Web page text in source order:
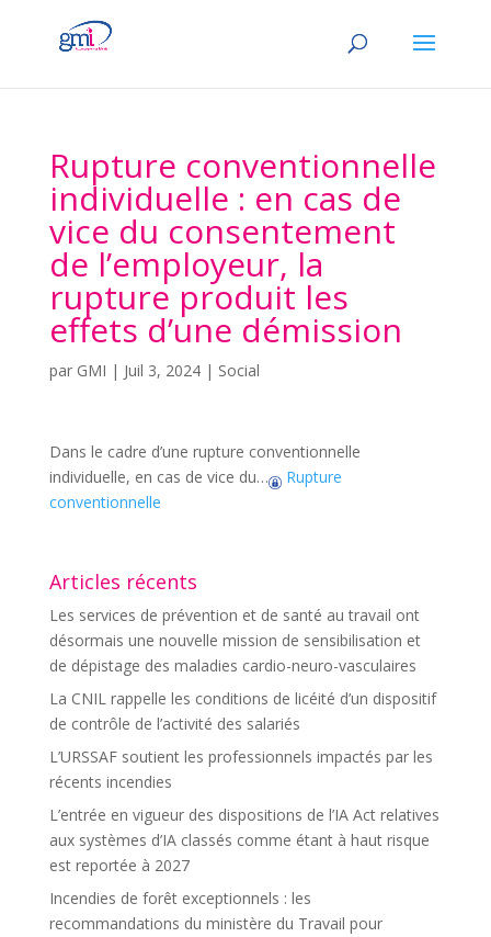
Rupture conventionnelle
individuelle : en cas de
vice du consentement
de l’employeur, la
rupture produit les
effets d’une démission
par GMI | Juil 3, 2024| Social
Dans le cadre d’une rupture conventionnelle
individuelle, en cas de vice du…
Rupture
conventionnelle
Articles récents
Les services de prévention et de santé au travail ont
désormais une nouvelle mission de sensibilisation et
de dépistage des maladies cardio-neuro-vasculaires
La CNIL rappelle les conditions de licéité d’un dispositif
de contrôle de l’activité des salariés
L’URSSAF soutient les professionnels impactés par les
récents incendies
L’entrée en vigueur des dispositions de l’IA Act relatives
aux systèmes d’IA classés comme étant à haut risque
est reportée à 2027
Incendies de forêt exceptionnels : les
recommandations du ministère du Travail pour